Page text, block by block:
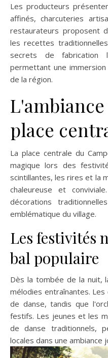
Les producteurs
affinés, charcuteries
restaurateurs proposent
les recettes
secrets de fabrication
permettant une
de la région.
place
La place centrale du
magique lors des
scintillantes, les rires et la
chaleureuse et
décorations
emblématique du village.
Les festivités
bal populaire
Dès la tombée de la nuit,
mélodies entraînantes.
de danse, tandis que
festifs. Les jeunes et les
de danse traditionnels,
locales dans une